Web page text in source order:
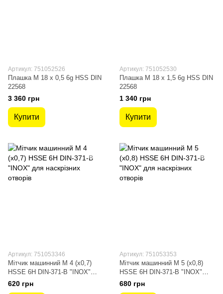
Артикул: 751052526
Плашка М 18 х 0,5 6g HSS DIN
22568
3 360 грн
Купити
Артикул: 751052530
Плашка М 18 х 1,5 6g HSS DIN
22568
1 340 грн
Купити
Артикул: 751053346
Мітчик машинний М 4 (х0,7)
HSSE 6H DIN-371-B "INOX"
для наскрізних отворів
620 грн
Артикул: 751053353
Мітчик машинний М 5 (х0,8)
HSSE 6H DIN-371-B "INOX"
для наскрізних отворів
680 грн